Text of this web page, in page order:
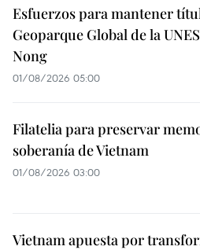
Esfuerzos para mantener
Geoparque Global de la
Nong
01/08/2026 05:00
Filatelia para preservar
soberanía de Vietnam
01/08/2026 03:00
Vietnam apuesta por